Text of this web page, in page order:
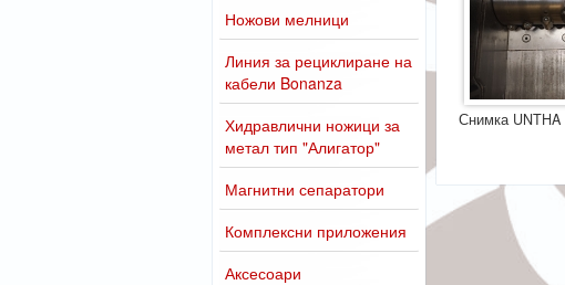
Ножови мелници
Линия за рециклиране на
кабели Bonanza
Хидравлични ножици за
метал тип "Алигатор"
Магнитни сепаратори
Комплексни приложения
Аксесоари
Снимка UNTHA